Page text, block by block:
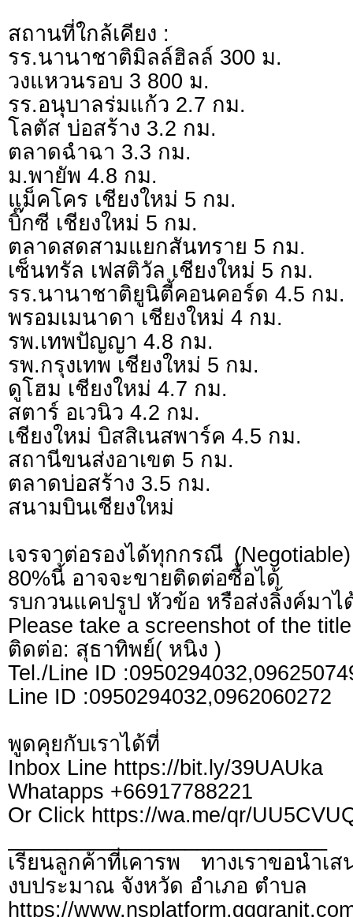
สถานที่ใกล้เคียง :
รร.นานาชาติมิลล์ฮิลล์ 300 ม.
วงแหวนรอบ 3 800 ม.
รร.อนุบาลร่มแก้ว 2.7 กม.
โลตัส บ่อสร้าง 3.2 กม.
ตลาดฉำฉา 3.3 กม.
ม.พายัพ 4.8 กม.
แม็คโคร เชียงใหม่ 5 กม.
บิ๊กซี เชียงใหม่ 5 กม.
ตลาดสดสามแยกสันทราย 5 กม.
เซ็นทรัล เฟสติวัล เชียงใหม่ 5 กม.
รร.นานาชาติยูนิตี้คอนคอร์ด 4.5 กม.
พรอมเมนาดา เชียงใหม่ 4 กม.
รพ.เทพปัญญา 4.8 กม.
รพ.กรุงเทพ เชียงใหม่ 5 กม.
ดูโฮม เชียงใหม่ 4.7 กม.
สตาร์ อเวนิว 4.2 กม.
เชียงใหม่ บิสสิเนสพาร์ค 4.5 กม.
สถานีขนส่งอาเขต 5 กม.
ตลาดบ่อสร้าง 3.5 กม.
สนามบินเชียงใหม่
เจรจาต่อรองได้ทุกกรณี
80%นี้ อาจจะขายติดต่อซื้อได้
รบกวนแคปรูป หัวข้อ หรือส่งลิ้งค์มาไ
Please take a screenshot of the
ติดต่อ: สุธาทิพย์( หนิง )
Tel./Line ID
Line ID :0950294032,0962060272
พูดคุยกับเราได้ที่
Inbox Line https://bit.ly/39UAUka
Whatapps +66917788221
Or Click https://wa.me/qr/
เรียนลูกค้าที่เคารพ ทางเราขอนำเ
งบประมาณ จังหวัด อำเภอ ตำบล
https://